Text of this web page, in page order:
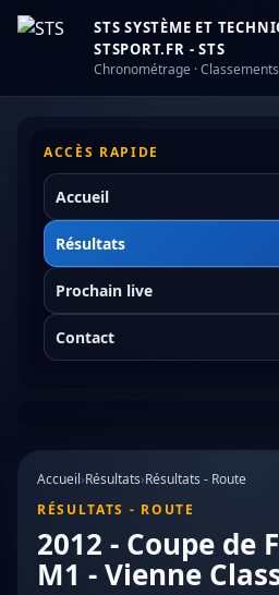
STS SYSTÈME ET
STSPORT.FR - STS
Chronométrage · Classements
ACCÈS RAPIDE
Accueil
Résultats
Prochain live
Contact
Accueil›Résultats›Résultats - Route
RÉSULTATS - ROUTE
2012 - Coupe de
M1 - Vienne